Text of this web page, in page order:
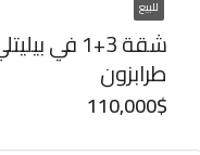
للبيع
شقة 3+1
طرابزون
110,000$